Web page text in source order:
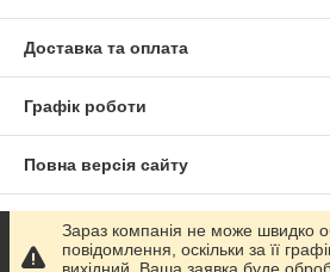
Доставка та оплата
Графік роботи
Повна версія сайту
Сайт створено на маркетплейсі
Зараз компанія не може швидко
повідомлення, оскільки за її